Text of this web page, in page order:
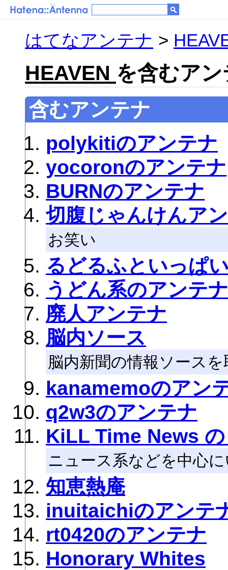
はてなアンテナ >
HEAVEN を含むア
含むアンテナ
polykitiのアンテナ
yocoronのアンテナ
BURNのアンテナ
切腹じゃんけんア
お笑い
るどるふといっぱ
うどん系のアンテナ
廃人アンテナ
脳内ソース
脳内新聞の情報ソース
kanamemoのアン
q2w3のアンテナ
KiLL Time News
ニュース系などを中心
知恵熱庵
inuitaichiのアンテ
rt0420のアンテナ
Honorary Whites